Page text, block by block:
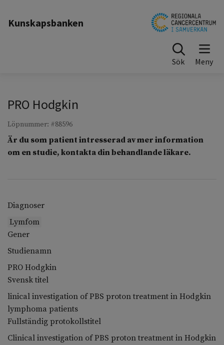
Kunskapsbanken
Sök
PRO Hodgkin
Löpnummer: #88596
Är du som patient intresserad av mer information
om en studie, kontakta din behandlande läkare.
Diagnoser
Lymfom
Gener
Studienamn
PRO Hodgkin
Svensk titel
linical investigation of PBS proton treatment in Hodgkin
lymphoma patients
Fullständig protokollstitel
Clinical investigation of PBS proton treatment in Hodgkin